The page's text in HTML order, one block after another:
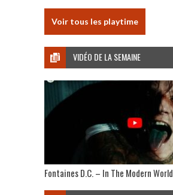
Voir tous les playtime
VIDÉO DE LA SEMAINE
Fontaines D.C. – In The Modern World